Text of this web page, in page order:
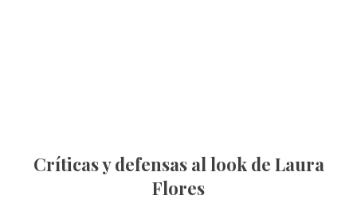
Críticas y defensas al look de Laura
Flores